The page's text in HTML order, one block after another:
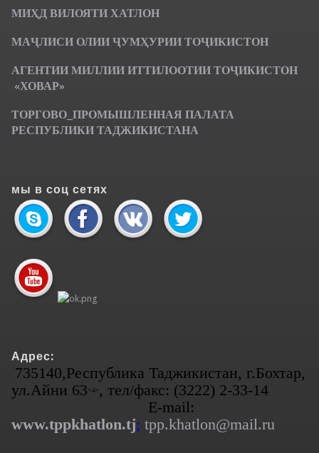
МИҲД ВИЛОЯТИ ХАТЛОН
МАҶЛИСИ ОЛИИ ҶУМҲУРИИ ТОҶИКИСТОН
АГЕНТИИ МИЛЛИИ ИТТИЛООТИИ ТОҶИКИСТОН
«ХОВАР»
ТОРГОВО_ПРОМЫШЛЕННАЯ ПАЛАТА
РЕСПУБЛИКИ ТАДЖИКИСТАНА
мы в соц сетях
Адрес:
735140,Республика Таджикистан, г.Бохтар,
ул.Айни 63<а>, тел/факс: (3222) 2-33-14
E-mail:
www.tppkhatlon.tj; tpp.khatlon@mail.ru